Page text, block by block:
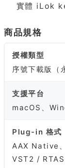
實體 iLok
商品規格
授權類型
序號下載版（
支援平台
macOS、
Plug-in 格式
AAX Native
VST2 / RTAS